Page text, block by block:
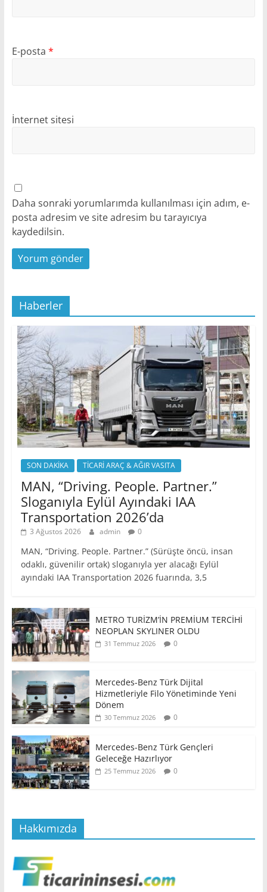
E-posta *
İnternet sitesi
Daha sonraki yorumlarımda kullanılması için adım, e-
posta adresim ve site adresim bu tarayıcıya
kaydedilsin.
Haberler
SON DAKİKA TİCARİ ARAÇ & AĞIR VASITA
MAN, “Driving. People. Partner.”
Sloganıyla Eylül Ayındaki IAA
Transportation 2026’da
3 Ağustos 2026 admin 0
MAN, “Driving. People. Partner.” (Sürüşte öncü, insan
odaklı, güvenilir ortak) sloganıyla yer alacağı Eylül
ayındaki IAA Transportation 2026 fuarında, 3,5
METRO TURİZM’İN PREMİUM TERCİHİ
NEOPLAN SKYLINER OLDU
31 Temmuz 2026 0
Mercedes-Benz Türk Dijital
Hizmetleriyle Filo Yönetiminde Yeni
Dönem
30 Temmuz 2026 0
Mercedes-Benz Türk Gençleri
Geleceğe Hazırlıyor
25 Temmuz 2026 0
Hakkımızda